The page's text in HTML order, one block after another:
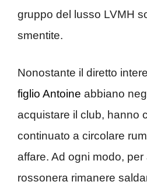
gruppo del lusso LVMH
smentite.
Nonostante il diretto
figlio Antoine abbiano
acquistare il club, hanno
continuato a circolare
affare. Ad ogni modo,
rossonera rimanere